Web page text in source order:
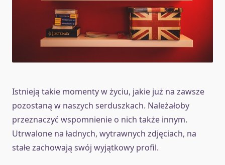
Istnieją takie momenty w życiu, jakie już na zawsze
pozostaną w naszych serduszkach. Należałoby
przeznaczyć wspomnienie o nich także innym.
Utrwalone na ładnych, wytrawnych zdjęciach, na
stałe zachowają swój wyjątkowy profil.